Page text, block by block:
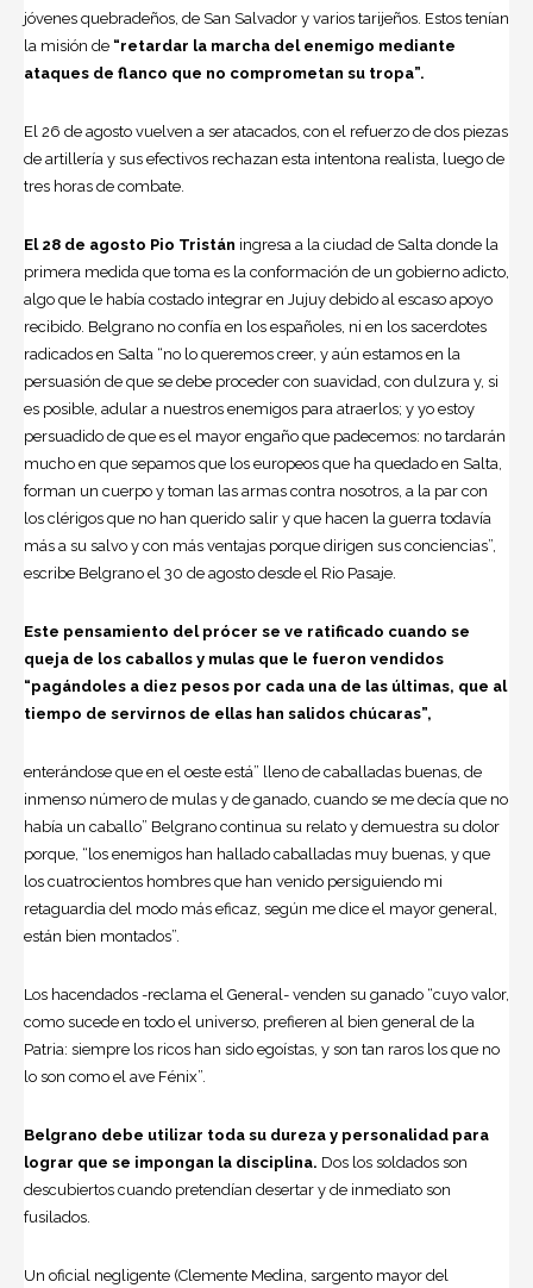
jóvenes quebradeños, de San Salvador y varios tarijeños. Estos tenían
la misión de “retardar la marcha del enemigo mediante
ataques de flanco que no comprometan su tropa”.
El 26 de agosto vuelven a ser atacados, con el refuerzo de dos piezas
de artillería y sus efectivos rechazan esta intentona realista, luego de
tres horas de combate.
El 28 de agosto Pio Tristán ingresa a la ciudad de Salta donde la
primera medida que toma es la conformación de un gobierno adicto,
algo que le había costado integrar en Jujuy debido al escaso apoyo
recibido. Belgrano no confía en los españoles, ni en los sacerdotes
radicados en Salta “no lo queremos creer, y aún estamos en la
persuasión de que se debe proceder con suavidad, con dulzura y, si
es posible, adular a nuestros enemigos para atraerlos; y yo estoy
persuadido de que es el mayor engaño que padecemos: no tardarán
mucho en que sepamos que los europeos que ha quedado en Salta,
forman un cuerpo y toman las armas contra nosotros, a la par con
los clérigos que no han querido salir y que hacen la guerra todavía
más a su salvo y con más ventajas porque dirigen sus conciencias”,
escribe Belgrano el 30 de agosto desde el Rio Pasaje.
Este pensamiento del prócer se ve ratificado cuando se
queja de los caballos y mulas que le fueron vendidos
“pagándoles a diez pesos por cada una de las últimas, que al
tiempo de servirnos de ellas han salidos chúcaras”,
enterándose que en el oeste está” lleno de caballadas buenas, de
inmenso número de mulas y de ganado, cuando se me decía que no
había un caballo” Belgrano continua su relato y demuestra su dolor
porque, “los enemigos han hallado caballadas muy buenas, y que
los cuatrocientos hombres que han venido persiguiendo mi
retaguardia del modo más eficaz, según me dice el mayor general,
están bien montados”.
Los hacendados -reclama el General- venden su ganado “cuyo valor,
como sucede en todo el universo, prefieren al bien general de la
Patria: siempre los ricos han sido egoístas, y son tan raros los que no
lo son como el ave Fénix”.
Belgrano debe utilizar toda su dureza y personalidad para
lograr que se impongan la disciplina. Dos los soldados son
descubiertos cuando pretendían desertar y de inmediato son
fusilados.
Un oficial negligente (Clemente Medina, sargento mayor del